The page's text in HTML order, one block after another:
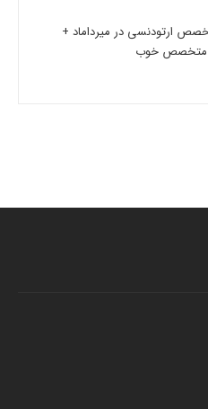
ارتودنسی در میرداماد +
متخصص خوب